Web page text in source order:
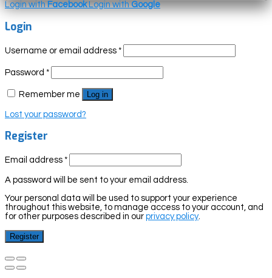
Login withFacebook Login withGoogle
Login
Username or email address *
Password *
Remember me Log in
Lost your password?
Register
Email address *
A password will be sent to your email address.
Your personal data will be used to support your experience
throughout this website, to manage access to your account, and
for other purposes described in our privacy policy
Register